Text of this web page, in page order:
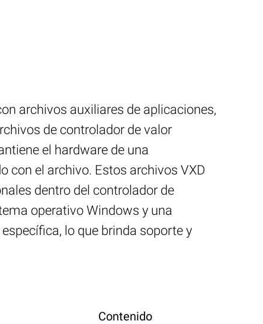
archivos auxiliares de aplicaciones,
de controlador de valor
el hardware de una
con el archivo. Estos archivos VXD
dentro del controlador de
operativo Windows y una
lo que brinda soporte y
Contenido